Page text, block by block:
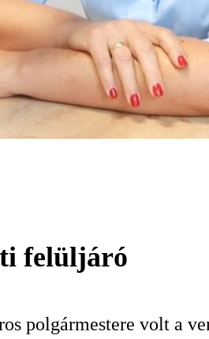
felüljáró
polgármestere volt a